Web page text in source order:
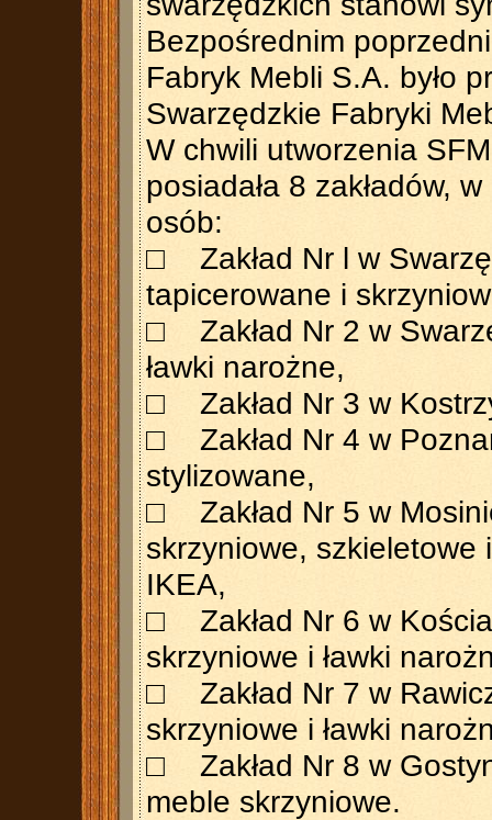
Bezpośrednim
Fabryk Mebli S.A. było
Swarzędzkie Fabryki
W chwili utworzenia
posiadała 8 zakładów,
osób:
□ Zakład Nr l w
tapicerowane i
□ Zakład Nr 2 w
ławki narożne,
□ Zakład Nr 3 w
□ Zakład Nr 4 w
stylizowane,
□ Zakład Nr 5 w
skrzyniowe, szkieletowe
IKEA,
□ Zakład Nr 6 w
skrzyniowe i ławki
□ Zakład Nr 7 w
skrzyniowe i ławki
□ Zakład Nr 8 w
meble skrzyniowe.